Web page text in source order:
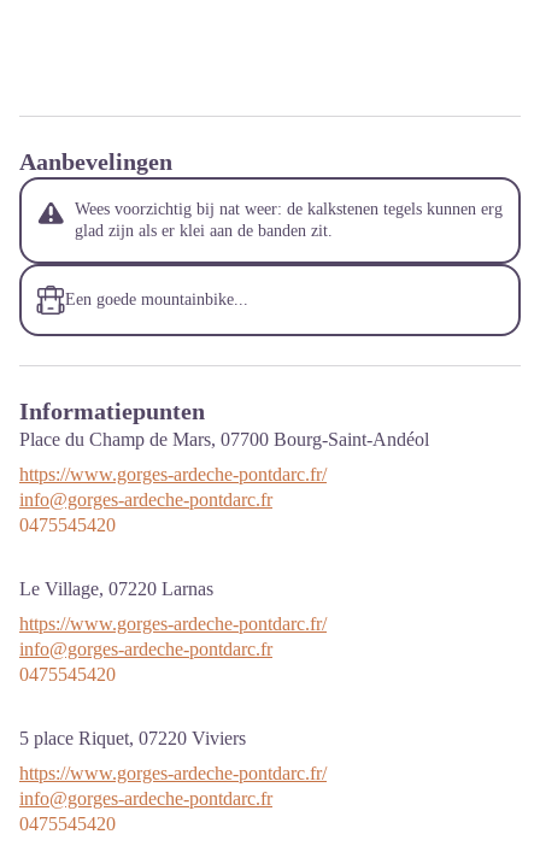
Aanbevelingen
Wees voorzichtig bij nat weer: de kalkstenen tegels kunnen erg
glad zijn als er klei aan de banden zit.
Een goede mountainbike...
Informatiepunten
Place du Champ de Mars, 07700 Bourg-Saint-Andéol
https://www.gorges-ardeche-pontdarc.fr/
info@gorges-ardeche-pontdarc.fr
0475545420
Le Village, 07220 Larnas
https://www.gorges-ardeche-pontdarc.fr/
info@gorges-ardeche-pontdarc.fr
0475545420
5 place Riquet, 07220 Viviers
https://www.gorges-ardeche-pontdarc.fr/
info@gorges-ardeche-pontdarc.fr
0475545420